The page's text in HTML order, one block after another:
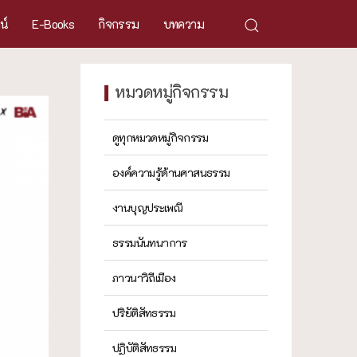
E-Books กิจกรรม บทความ
หมวดหมู่กิจกรรม
ดูทุกหมวดหมู่กิจกรรม
องค์ความรู้ด้านศาสนธรรม
งานบุญประเพณี
ธรรมนันทนาการ
ภาวนาวิถีเมือง
ปริยัติสัทธรรม
ปฏิบัติสัทธรรม